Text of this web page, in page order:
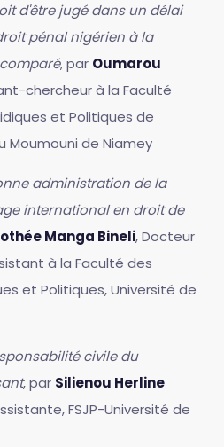
d'être jugé dans un délai
pénal nigérien à la
, par Oumarou
chercheur à la Faculté
et Politiques de
Moumouni de Niamey
administration de la
international en droit de
Manga Bineli, Docteur
à la Faculté des
et Politiques, Université de
civile du
, par Silienou Herline
FSJP-Université de